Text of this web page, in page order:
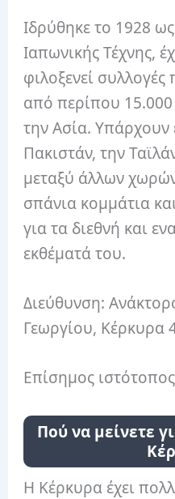
Ιδρύθηκε το 1928
Ιαπωνικής Τέχνης,
φιλοξενεί
από περίπου
την Ασία. Υπάρχουν
Πακιστάν, την
μεταξύ άλλων
σπάνια κομμάτια
για τα διεθνή και
εκθέματά του.
Διεύθυνση:
Γεωργίου, Κέρκυρα
Επίσημος
Πού να μείνετε
Η Κέρκυρα έχει